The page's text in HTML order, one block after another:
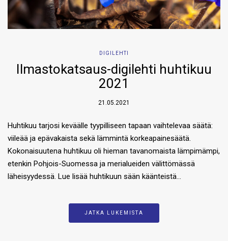
DIGILEHTI
Ilmastokatsaus-digilehti huhtikuu
2021
21.05.2021
Huhtikuu tarjosi keväälle tyypilliseen tapaan vaihtelevaa säätä:
viileää ja epävakaista sekä lämmintä korkeapainesäätä.
Kokonaisuutena huhtikuu oli hieman tavanomaista lämpimämpi,
etenkin Pohjois-Suomessa ja merialueiden välittömässä
läheisyydessä. Lue lisää huhtikuun sään käänteistä…
JATKA LUKEMISTA